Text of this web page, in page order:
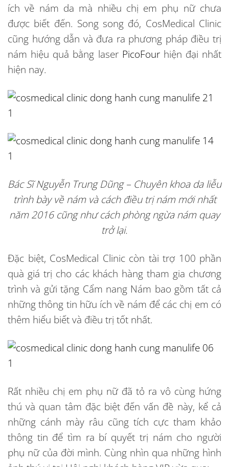
ích về nám da mà nhiều chị em phụ nữ chưa
được biết đến. Song song đó, CosMedical Clinic
cũng hướng dẫn và đưa ra phương pháp điều trị
nám hiệu quả bằng laser PicoFourhiện đại nhất
hiện nay.
Bác Sĩ Nguyễn Trung Dũng – Chuyên khoa da liễu
trình bày về nám và cách điều trị nám mới nhất
năm 2016 cũng như cách phòng ngừa nám quay
trở lại.
Đặc biệt, CosMedical Clinic còn tài trợ 100 phần
quà giá trị cho các khách hàng tham gia chương
trình và gửi tặng Cẩm nang Nám bao gồm tất cả
những thông tin hữu ích về nám để các chị em có
thêm hiểu biết và điều trị tốt nhất.
Rất nhiều chị em phụ nữ đã tỏ ra vô cùng hứng
thú và quan tâm đặc biệt đến vấn đề này, kể cả
những cánh mày râu cũng tích cực tham khảo
thông tin để tìm ra bí quyết trị nám cho người
phụ nữ của đời mình. Cùng nhìn qua những hình